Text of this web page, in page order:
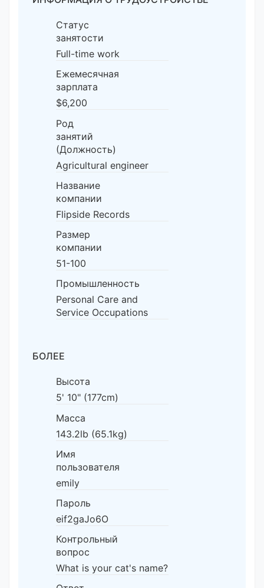
Статус
занятости
Full-time work
Ежемесячная
зарплата
$6,200
Род
занятий
(Должность)
Agricultural engineer
Название
компании
Flipside Records
Размер
компании
51-100
Промышленность
Personal Care and
Service Occupations
БОЛЕЕ
Высота
5' 10" (177cm)
Масса
143.2lb (65.1kg)
Имя
пользователя
emily
Пароль
eif2gaJo6O
Контрольный
вопрос
What is your cat's name?